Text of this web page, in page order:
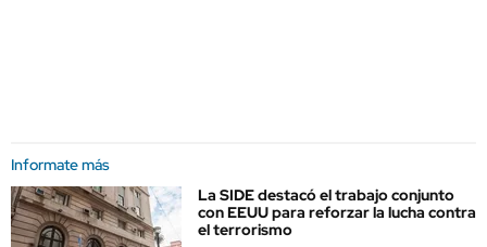
Informate más
La SIDE destacó el trabajo conjunto
con EEUU para reforzar la lucha contra
el terrorismo